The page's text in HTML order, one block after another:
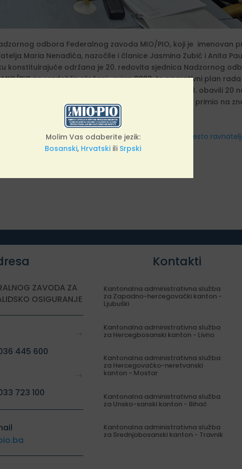
odbora Federalnog zavoda MIO/PIO, koji je imenovan
Maria Nenadića, nazočile i članice Jasmina Zubić i Anita
konstituirajuće održana je 20. redovita sjednica Nadzornog
MIO/PIO za razdoblje siječanj- rujan 2023, te operativni plan
MIO/PIO, revizori su u razdoblju siječanj – rujan 2023. obavili
sustav i kvaliteta rada. Nadzorni je odbor primio na
Halil Subašić imenovan na mjesto
ZAVODA ZA
OSIGURANJE
445 600
723 100
Kontakti
Kantonalna administrativna služba
za Zapadno-hercegovački kanton -
Ljubuški
Kantonalna administrativna služba
za Hercegbosanski kanton - Livno
Kantonalna administrativna služba
za Hercegovačko-neretvanski
kanton - Mostar
Kantonalna administrativna služba
za Unsko-sanski kanton - Bihać
Kantonalna administrativna služba
za Srednjobosanski kanton - Travnik
Molim Vas odaberite jezik:
Bosanski, Hrvatski ili Srpski